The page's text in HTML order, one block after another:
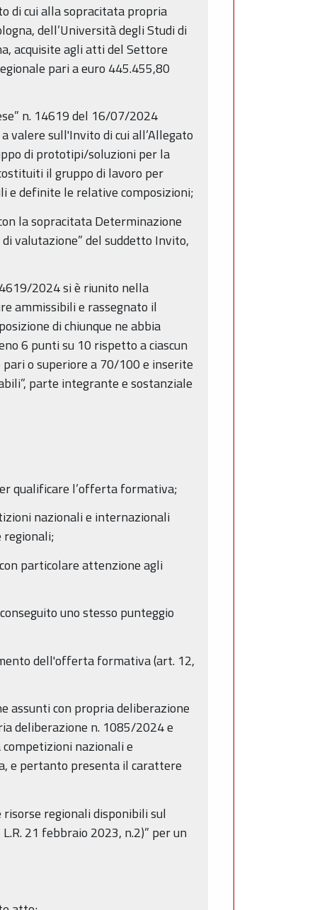
di cui alla sopracitata propria
dell’Università degli Studi di
acquisite agli atti del Settore
pari a euro 445.455,80
n. 14619 del 16/07/2024
valere sull'Invito di cui all’Allegato
di prototipi/soluzioni per la
il gruppo di lavoro per
e definite le relative composizioni;
la sopracitata Determinazione
valutazione” del suddetto Invito,
2024 si è riunito nella
ammissibili e rassegnato il
di chiunque ne abbia
6 punti su 10 rispetto a ciascun
o superiore a 70/100 e inserite
parte integrante e sostanziale
qualificare l’offerta formativa;
nazionali e internazionali
regionali;
particolare attenzione agli
uno stesso punteggio
dell'offerta formativa (art. 12,
assunti con propria deliberazione
deliberazione n. 1085/2024 e
nazionali e
e pertanto presenta il carattere
regionali disponibili sul
21 febbraio 2023, n.2)” per un